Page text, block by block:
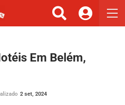
Em Belém,
2 set, 2024